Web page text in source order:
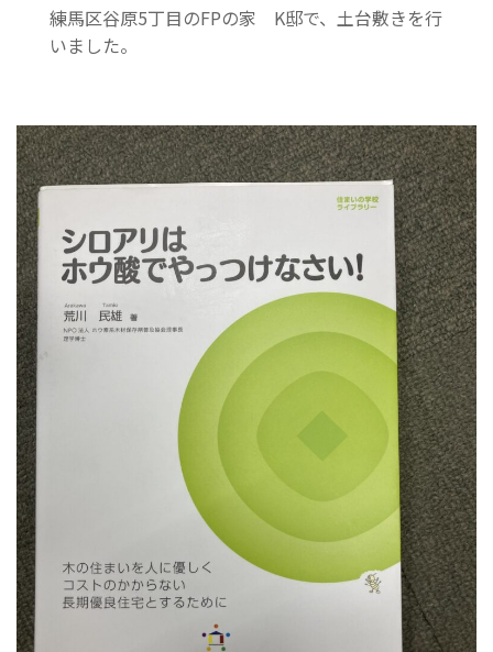
練馬区谷原5丁目のFPの家 K邸で、土台敷きを行
いました。